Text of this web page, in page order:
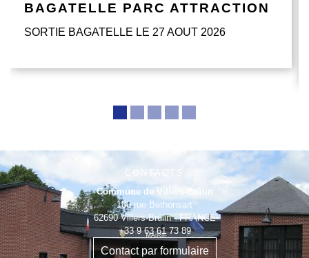
BAGATELLE PARC ATTRACTION
SORTIE BAGATELLE LE 27 AOUT 2026
CONTACTS
Commune de Villers-Brûlin
180 rue Béthonsart
62690 Villers-Brûlin - FRANCE
+33 9 63 61 73 89
Contact par formulaire